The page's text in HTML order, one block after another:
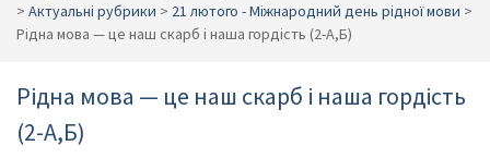
> Актуальні рубрики > 21 лютого - Міжнародний день рідної мови >
Рідна мова — це наш скарб і наша гордість (2-А,Б)
Рідна мова — це наш скарб і наша гордість
(2-А,Б)